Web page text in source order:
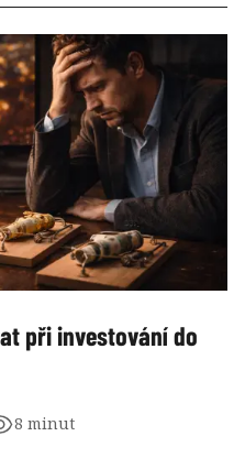
při investování do
8 minut